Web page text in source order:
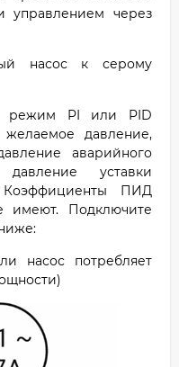
через
насос к серому
режим PI или PID
желаемое давление,
аварийного
уставки
Коэффициенты ПИД
имеют. Подключите
насос потребляет